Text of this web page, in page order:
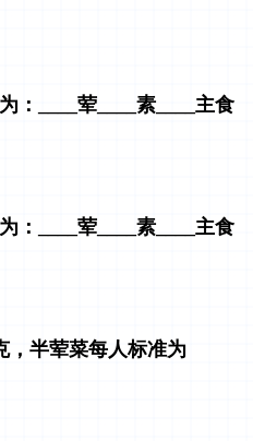
：____荤____素____主食
：____荤____素____主食
半荤菜每人标准为